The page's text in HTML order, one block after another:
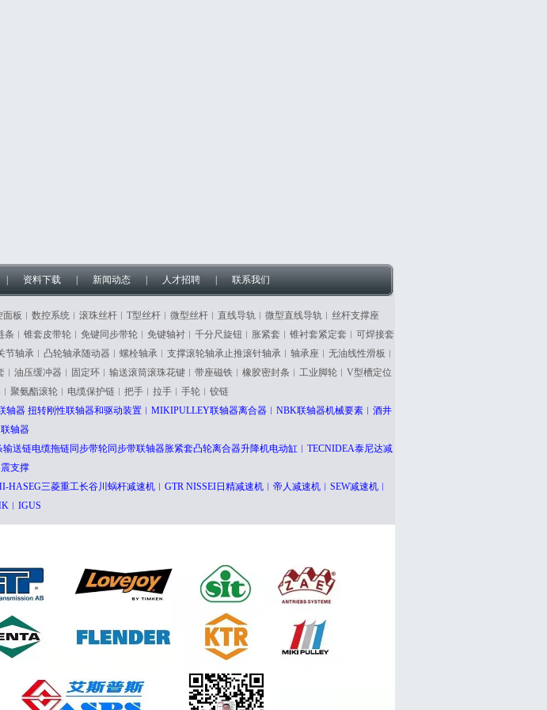
资料下载 新闻动态 人才招聘 联系我们
板︱数控系统︱滚珠丝杆︱T型丝杆︱微型丝杆︱直线导轨︱微型直线导轨︱丝杆支撑座
︱锥套皮带轮︱免键同步带轮︱免键轴衬︱千分尺旋钮︱胀紧套︱锥衬套紧定套︱可焊接套
轴承︱凸轮轴承随动器︱螺栓轴承︱支撑滚轮轴承止推滚针轴承︱轴承座︱无油线性滑板︱
油压缓冲器︱固定环︱输送滚筒滚珠花键︱带座磁铁︱橡胶密封条︱工业脚轮︱V型槽定位
聚氨酯滚轮︱电缆保护链︱把手︱拉手︱手轮︱铰链
器 扭转刚性联轴器和驱动装置︱MIKIPULLEY联轴器离合器︱NBK联轴器机械要素︱酒井
联轴器
链电缆拖链同步带轮同步带联轴器胀紧套凸轮离合器升降机电动缸︱TECNIDEA泰尼达减
震支撑
三菱重工长谷川蜗杆减速机︱GTR NISSEI日精减速机︱帝人减速机︱SEW减速机︱